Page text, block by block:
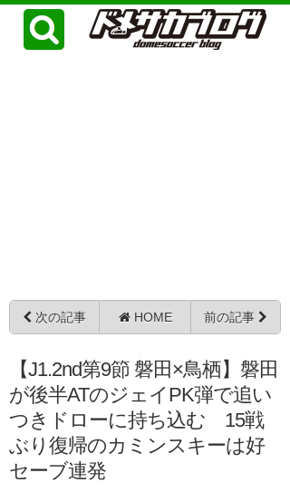
次の記事 HOME 前の記事
【J1.2nd第9節 磐田×鳥栖】磐田
が後半ATのジェイPK弾で追い
つきドローに持ち込む 15戦
ぶり復帰のカミンスキーは好
セーブ連発